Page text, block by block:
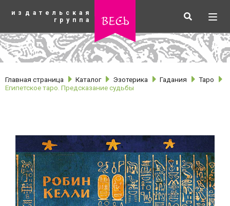
основному
издательская
группа
весь Искать
рубрики
Главная страница Каталог Эзотерика Гадания
Таро
Египетское таро. Предсказание судьбы